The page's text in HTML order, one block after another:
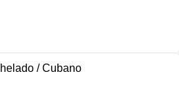
/ Cubano